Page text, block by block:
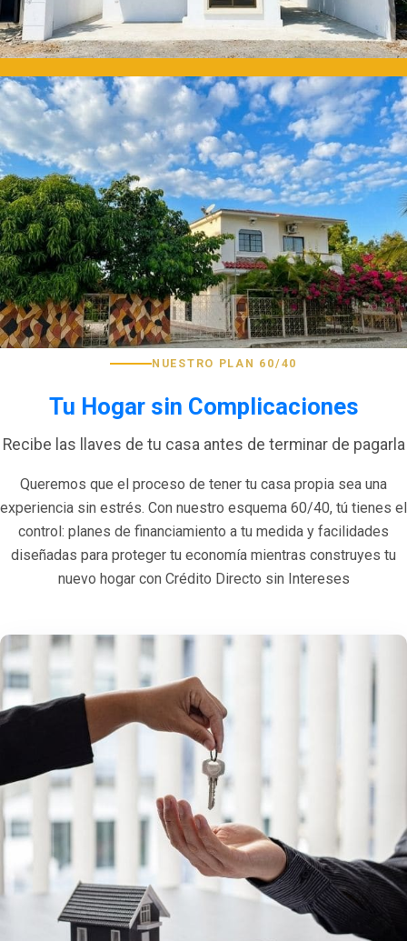
NUESTRO PLAN 60/40
Tu Hogar sin Complicaciones
Recibe las llaves de tu casa antes de terminar de pagarla
Queremos que el proceso de tener tu casa propia sea una
experiencia sin estrés. Con nuestro esquema 60/40, tú tienes el
control: planes de financiamiento a tu medida y facilidades
diseñadas para proteger tu economía mientras construyes tu
nuevo hogar con Crédito Directo sin Intereses